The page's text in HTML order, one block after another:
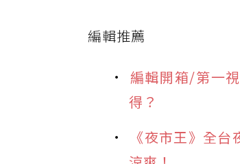
編輯推薦
編輯開箱/第一
得？
《夜市王》全